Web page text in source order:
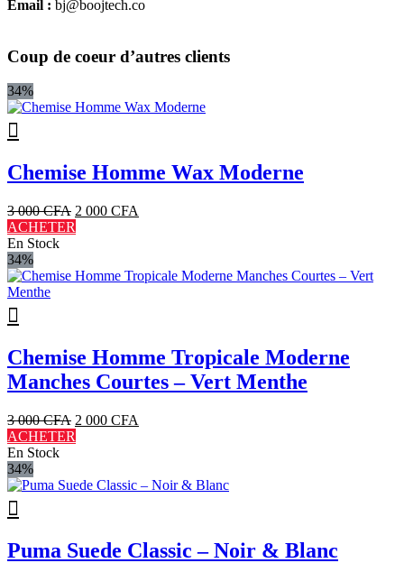
Email : bj@boojtech.co
Coup de coeur d’autres clients
34%
Chemise Homme Wax Moderne
3 000CFA Le
3
2 000 CFA
2
ACHETER
En Stock
34%
Chemise Homme Tropicale Moderne
Manches Courtes – Vert Menthe
3 000CFA Le
3
2 000 CFA
2
ACHETER
En Stock
34%
Puma Suede Classic – Noir & Blanc